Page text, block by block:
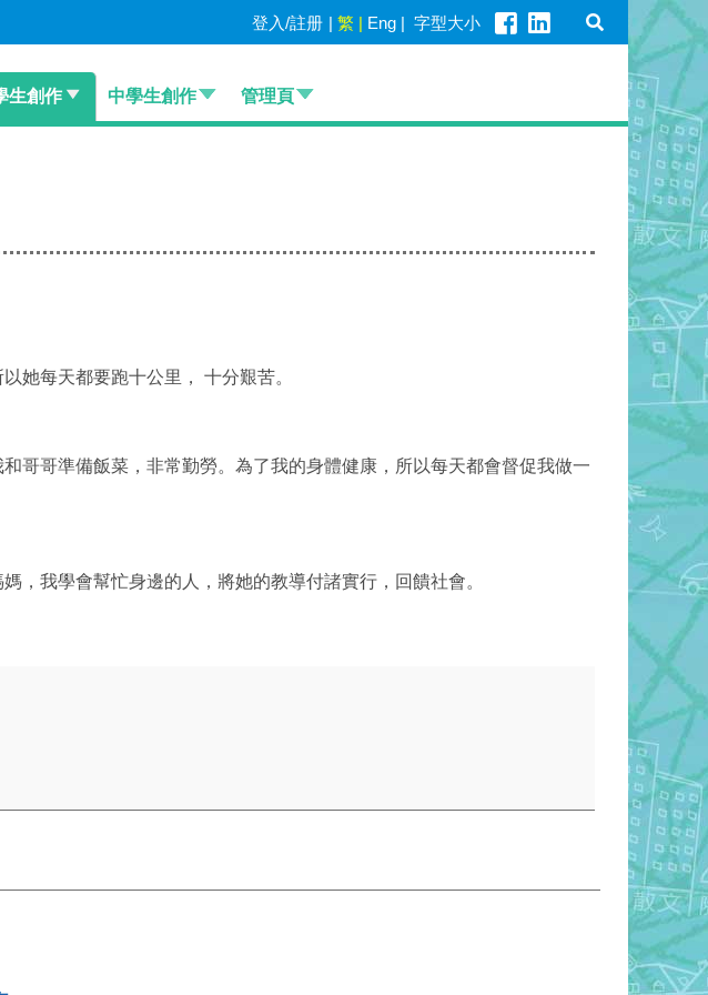
登入/註册 | 繁 | Eng | 字型大小
生創作 中學生創作 管理頁
她每天都要跑十公里， 十分艱苦。
哥哥準備飯菜，非常勤勞。為了我的身體健康，所以每天都會督促我做一
，我學會幫忙身邊的人，將她的教導付諸實行，回饋社會。